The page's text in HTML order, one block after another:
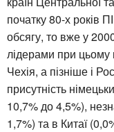
початку 80-х років
обсягу, то вже у
лідерами при
Чехія, а пізніше і
присутність
10,7% до 4,5%),
1,7%) та в Китаї